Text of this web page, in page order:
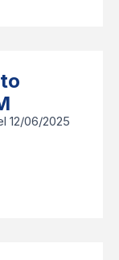
12/06/2025